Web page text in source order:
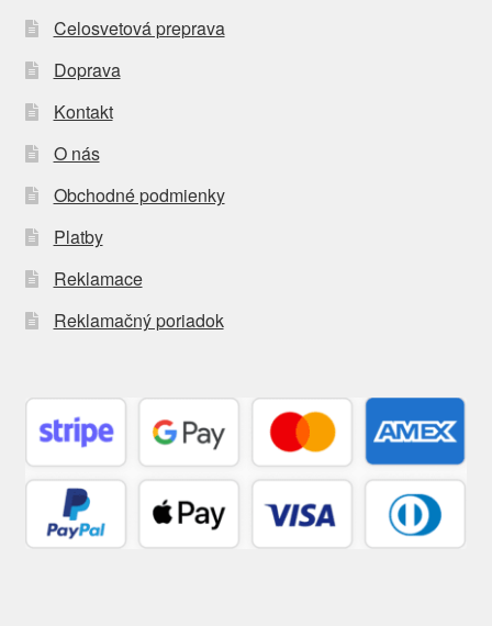
Celosvetová preprava
Doprava
Kontakt
O nás
Obchodné podmienky
Platby
Reklamace
Reklamačný poriadok